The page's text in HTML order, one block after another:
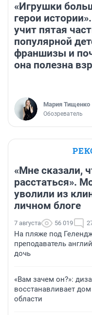
«Игрушки
герои
учит пятая
популярной
франшизы и
она полезна
Мария Тищенко
Обозреватель
«Мне сказали,
расстаться».
уволили из
личном блоге
7 августа 56 019
На пляже под
преподаватель
дочь
«Вам зачем он?»:
восстанавливает
области